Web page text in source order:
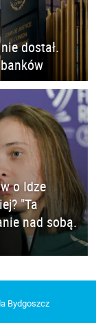
dostał.
o Idze
"Ta
nad sobą.
Bydgoszcz